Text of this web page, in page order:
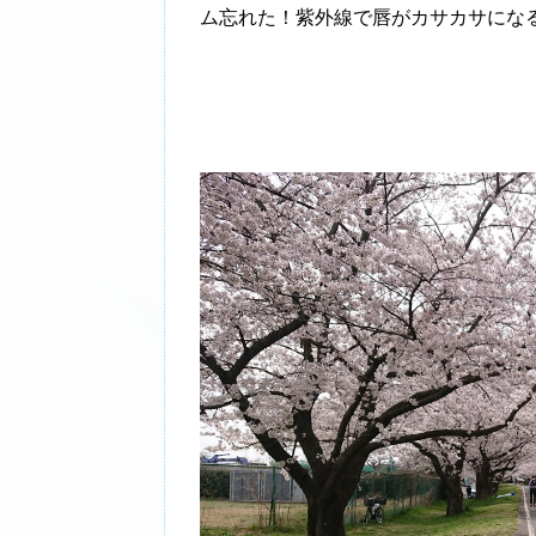
ム忘れた！紫外線で唇がカサカサにな